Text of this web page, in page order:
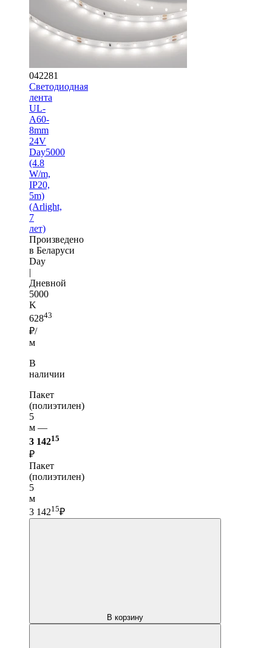
042281
Светодиодная
лента
UL-
A60-
8mm
24V
Day5000
(4.8
W/m,
IP20,
5m)
(Arlight,
7
лет)
Произведено
в Беларуси
Day
|
Дневной
5000
K
62843
₽/
м
В
наличии
Пакет
(полиэтилен)
5
м —
3 14215
₽
Пакет
(полиэтилен)
5
м
3 14215₽
В корзину